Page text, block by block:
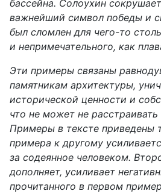
бассейна. Солоухин
важнейший символ победы и
был сломлен для чего-то
и непримечательного, как
Эти примеры связаны
памятникам архитектуры,
исторической ценности и
что не может не расстраивать
Примеры в тексте приведены
примера к другому
за содеянное человеком.
дополняет, усиливает
прочитанного в первом